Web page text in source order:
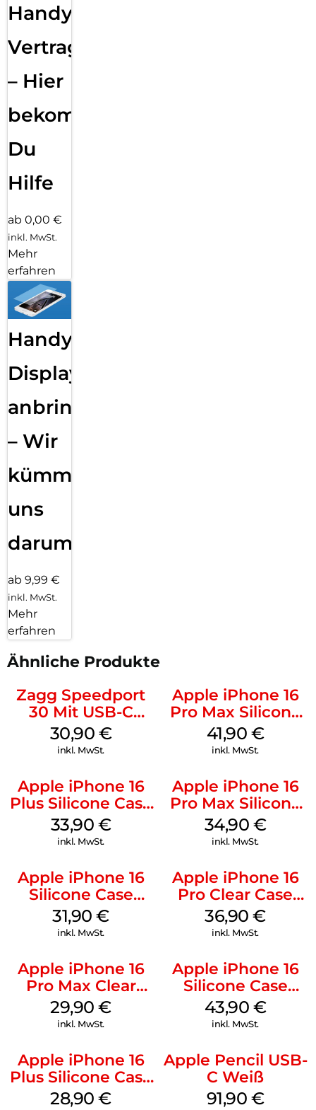
Handy
Vertragsabwicklung
– Hier
bekommst
Du
Hilfe
ab 0,00 €
inkl. MwSt.
Mehr
erfahren
Handy
Displayfolie
anbringen
– Wir
kümmern
uns
darum!
ab 9,99 €
inkl. MwSt.
Mehr
erfahren
Ähnliche Produkte
Zagg Speedport
30 Mit USB-C
Kabel Weiß
30,90 €
inkl. MwSt.
Apple iPhone 16
Pro Max Silicone
Case MagSafe
Ultramarine
41,90 €
inkl. MwSt.
Apple iPhone 16
Plus Silicone Case
MagSafe Lake
Green
33,90 €
inkl. MwSt.
Apple iPhone 16
Pro Max Silicone
Case MagSafe
Denim
34,90 €
inkl. MwSt.
Apple iPhone 16
Silicone Case
MagSafe Fuchsia
31,90€
inkl. MwSt.
Apple iPhone 16
Pro Clear Case
MagSafe
Transparent
36,90€
inkl. MwSt.
Apple iPhone 16
Pro Max Clear
Case MagSafe
Transparent
29,90€
inkl. MwSt.
Apple iPhone 16
Silicone Case
MagSafe Plum
43,90 €
inkl. MwSt.
Apple iPhone 16
Plus Silicone Case
MagSafe Black
28,90€
Apple Pencil USB-
C Weiß
91,90 €